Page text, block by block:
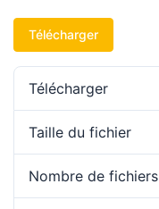
Télécharger
Télécharger
Taille du fichier
Nombre de fichiers